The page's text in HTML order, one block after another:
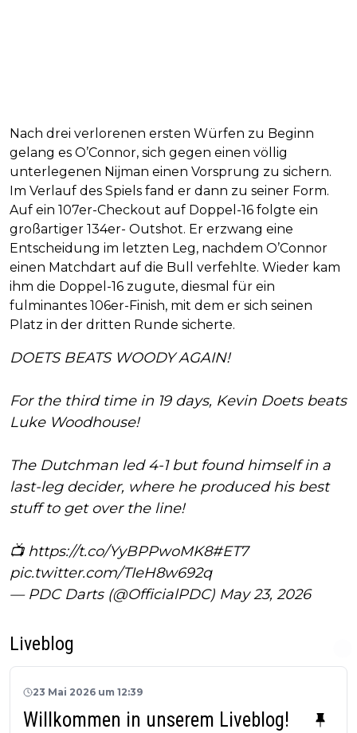
Nach drei verlorenen ersten Würfen zu Beginn
gelang es O’Connor, sich gegen einen völlig
unterlegenen Nijman einen Vorsprung zu sichern.
Im Verlauf des Spiels fand er dann zu seiner Form.
Auf ein 107er-Checkout auf Doppel-16 folgte ein
großartiger 134er- Outshot. Er erzwang eine
Entscheidung im letzten Leg, nachdem O’Connor
einen Matchdart auf die Bull verfehlte. Wieder kam
ihm die Doppel-16 zugute, diesmal für ein
fulminantes 106er-Finish, mit dem er sich seinen
Platz in der dritten Runde sicherte.
DOETS BEATS WOODY AGAIN!
For the third time in 19 days, Kevin Doets beats
Luke Woodhouse!
The Dutchman led 4-1 but found himself in a
last-leg decider, where he produced his best
stuff to get over the line!
📺 https://t.co/YyBPPwoMK8#ET7
pic.twitter.com/TIeH8w692q
— PDC Darts (@OfficialPDC) May 23, 2026
Liveblog
23 Mai 2026 um 12:39
Willkommen in unserem Liveblog!